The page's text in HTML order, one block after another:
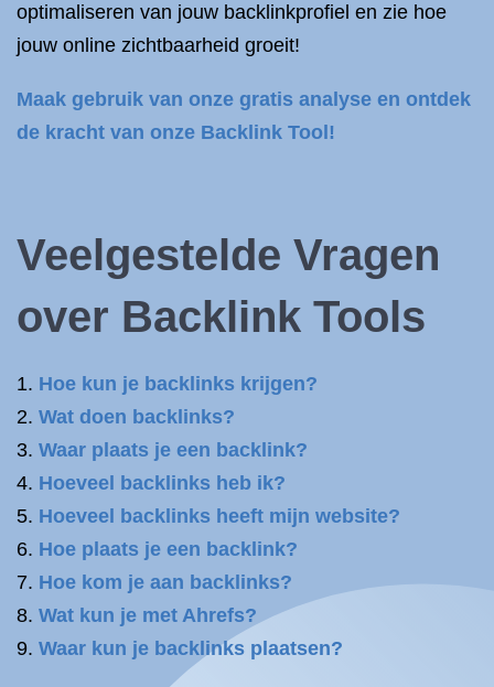
optimaliseren van jouw backlinkprofiel en zie hoe
jouw online zichtbaarheid groeit!
Maak gebruik van onze gratis analyse en ontdek
de kracht van onze Backlink Tool!
Veelgestelde Vragen
over Backlink Tools
Hoe kun je backlinks krijgen?
Wat doen backlinks?
Waar plaats je een backlink?
Hoeveel backlinks heb ik?
Hoeveel backlinks heeft mijn website?
Hoe plaats je een backlink?
Hoe kom je aan backlinks?
Wat kun je met Ahrefs?
Waar kun je backlinks plaatsen?